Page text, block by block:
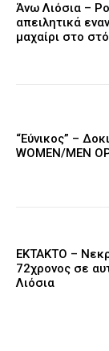
Άνω Λιόσια –
απειλητικά
μαχαίρι στο
“Εύνικος” –
WOMEN/MEN
EKTAKTO –
72χρονος σε
Λιόσια